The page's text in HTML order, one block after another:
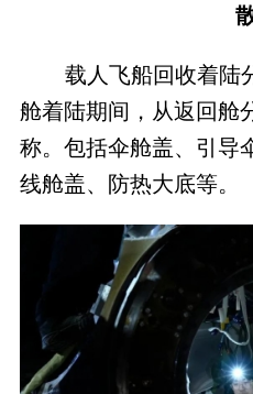
载人飞船回收着陆
舱着陆期间，从返回舱
称。包括伞舱盖、引导
线舱盖、防热大底等。